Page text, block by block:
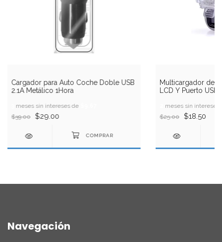
Cargador para Auto Coche Doble USB
2.1A Metálico 1Hora
meses sin intereses de
$39.00
$29.00
Multicargador de
LCD Y Puerto USB
meses sin intereses
$25.00
$18.50
Navegación